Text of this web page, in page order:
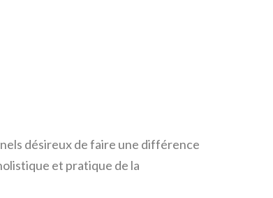
désireux de faire une différence
et pratique de la